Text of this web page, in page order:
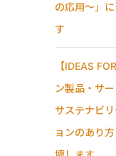
の応用〜」
す
【IDEAS
ン製品・サ
サステナビ
ョンのあり